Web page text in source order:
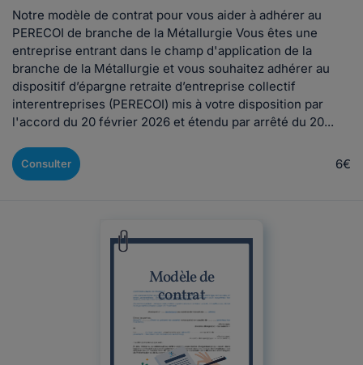
Notre modèle de contrat pour vous aider à adhérer au
PERECOI de branche de la Métallurgie Vous êtes une
entreprise entrant dans le champ d'application de la
branche de la Métallurgie et vous souhaitez adhérer au
dispositif d’épargne retraite d’entreprise collectif
interentreprises (PERECOI) mis à votre disposition par
l'accord du 20 février 2026 et étendu par arrêté du 20...
Consulter 6€
Modèle de
contrat